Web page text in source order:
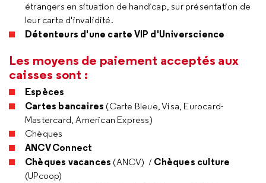
étrangers en situation de handicap, sur présentation de
leur carte d'invalidité.
Détenteurs d'une carte VIP d'Universcience
Les moyens de paiement acceptés aux
caisses sont :
Espèces
Cartes bancaires (Carte Bleue, Visa, Eurocard-
Mastercard, American Express)
Chèques
ANCV Connect
Chèques vacances (ANCV) / Chèques culture
(UPcoop)